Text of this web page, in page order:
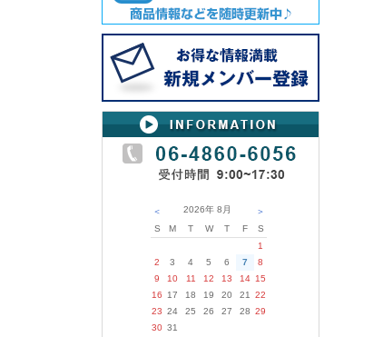
＜ 2026年 8月
＞
S
M T W T F
S
1
2
3 4 5 6 7
8
9
10 11 12 13 14 15
16
17 18 19 20 21
22
23 24 25 26 27 28 29
30 31